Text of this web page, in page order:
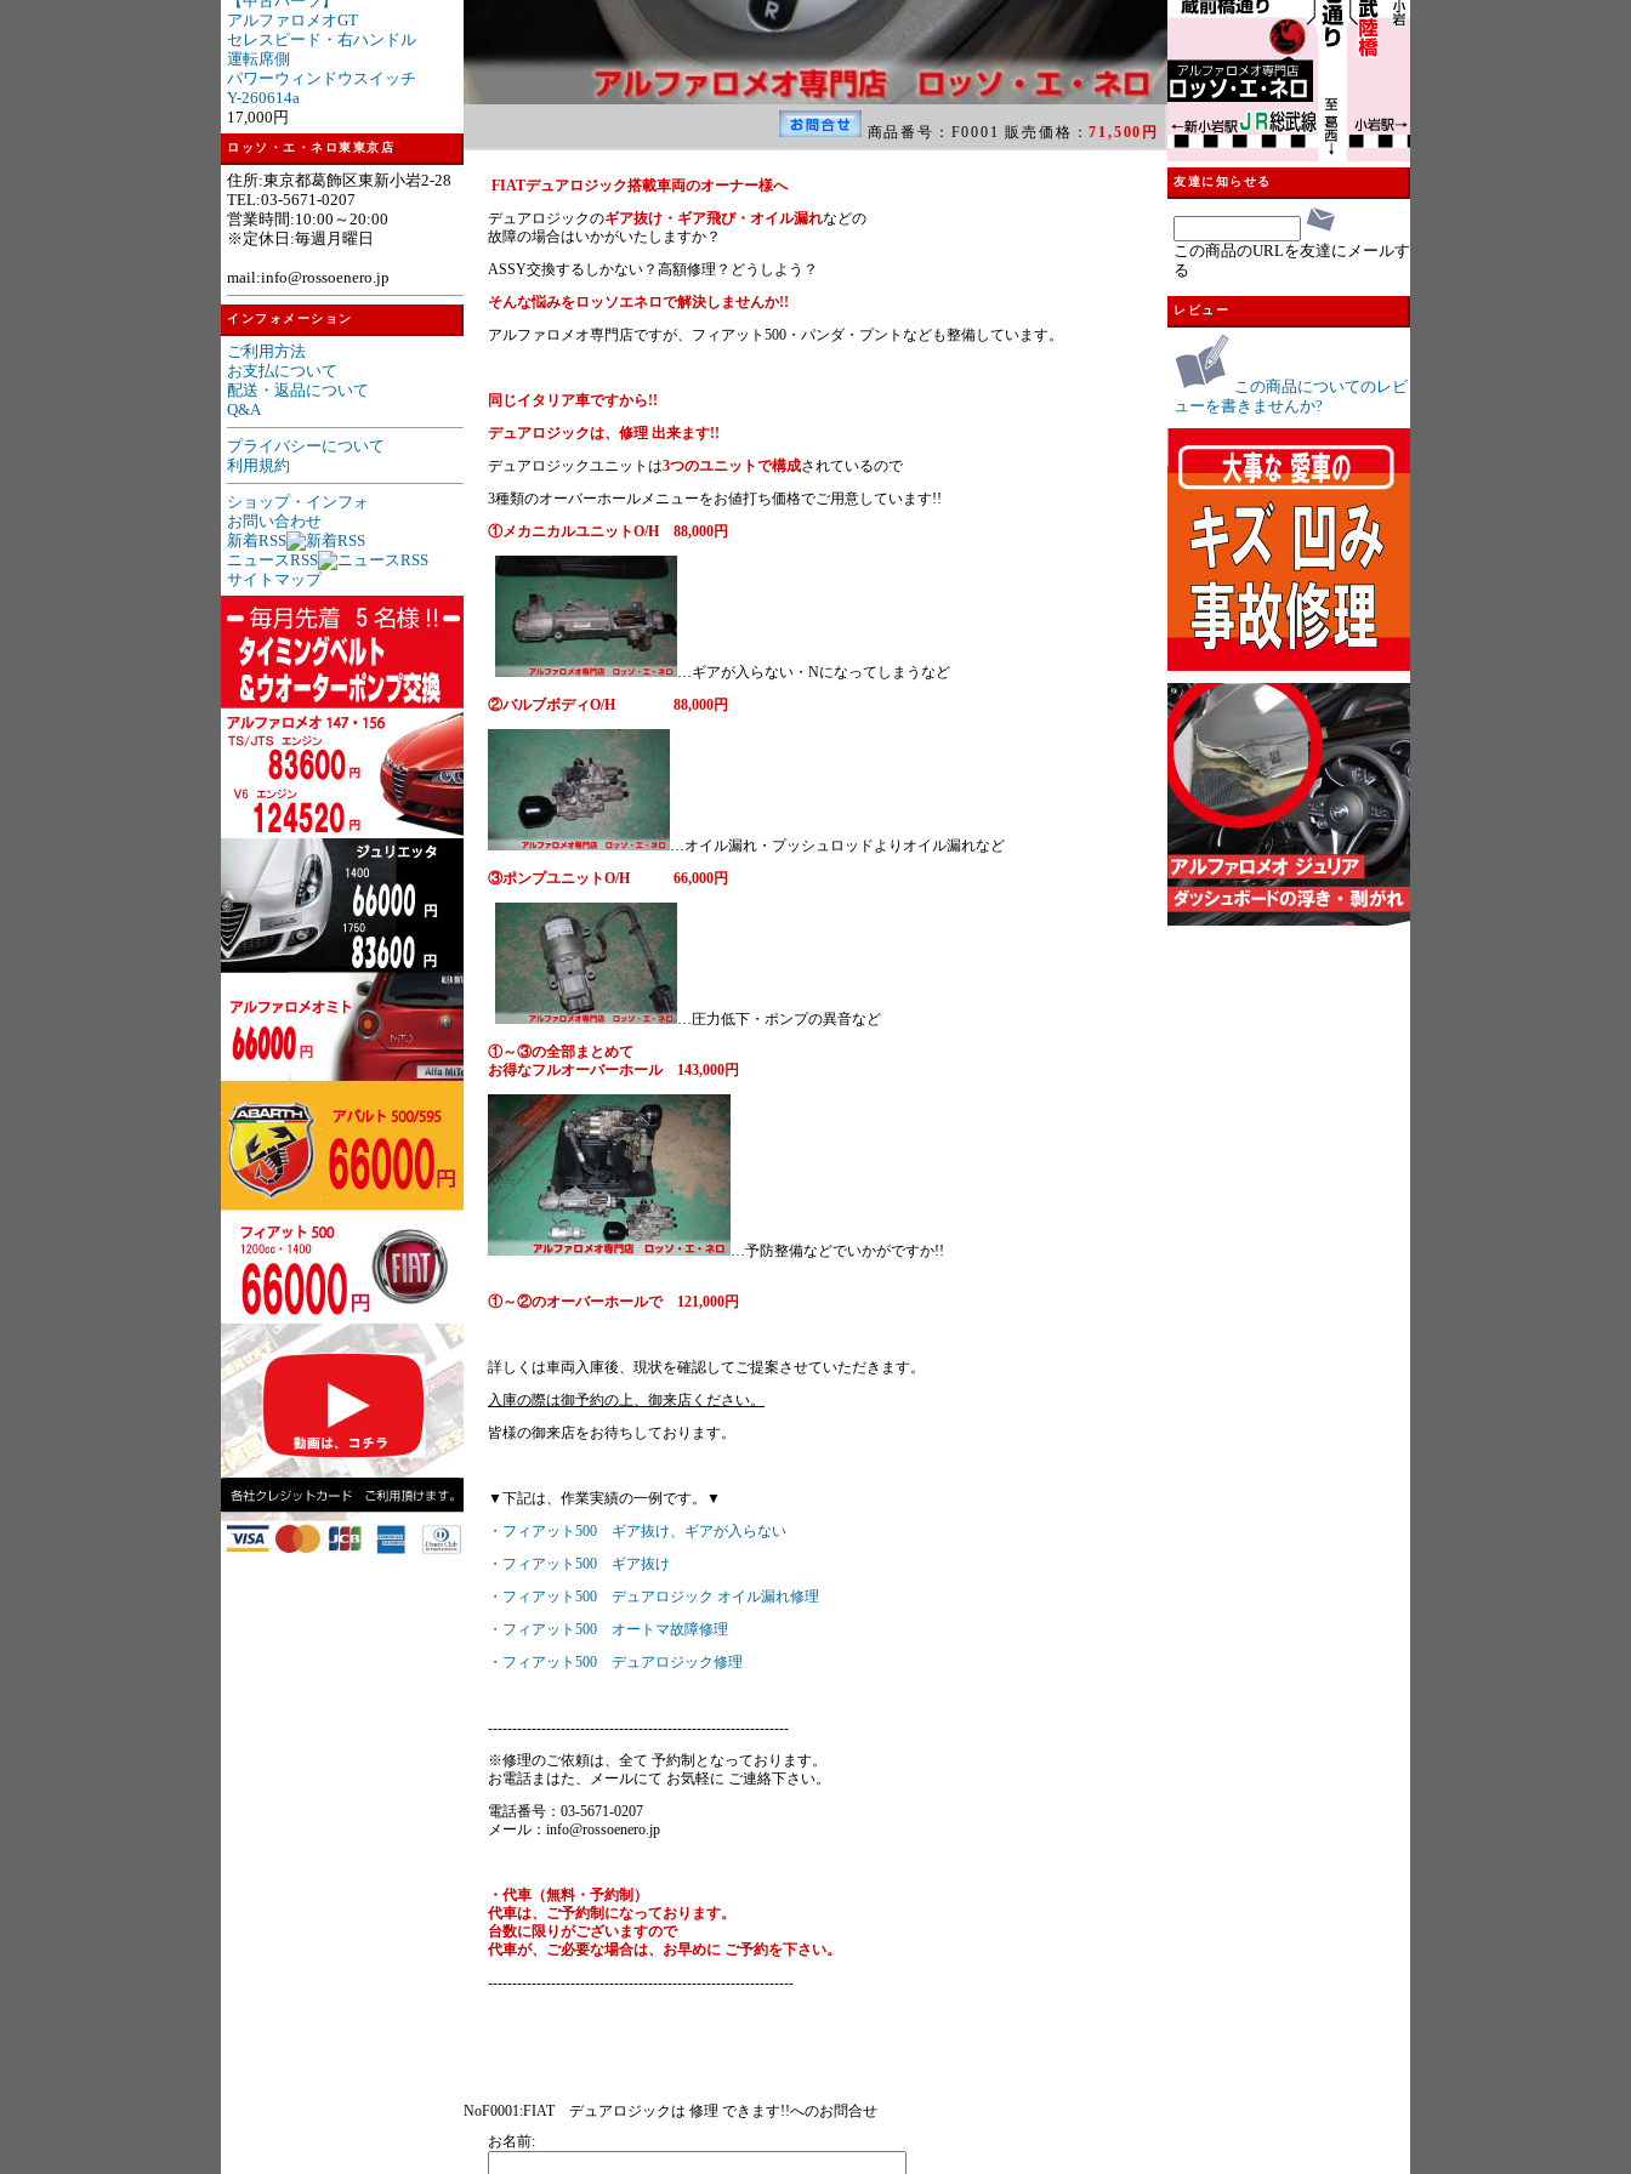
商品番号：F0001 販売価格：71,500円
FIATデュアロジック搭載車両のオーナー様へ
デュアロジックのギア抜け・ギア飛び・オイル漏れなどの
故障の場合はいかがいたしますか？
ASSY交換するしかない？高額修理？どうしよう？
そんな悩みをロッソエネロで解決しませんか!!
アルファロメオ専門店ですが、フィアット500・パンダ・プントなども整備しています。
同じイタリア車ですから!!
デュアロジックは、修理 出来ます!!
デュアロジックユニットは3つのユニットで構成されているので
3種類のオーバーホールメニューをお値打ち価格でご用意しています!!
①メカニカルユニットO/H 88,000円
…ギアが入らない・Nになってしまうなど
②バルブボディO/H 88,000円
…オイル漏れ・プッシュロッドよりオイル漏れなど
③ポンプユニットO/H 66,000円
…圧力低下・ポンプの異音など
①～③の全部まとめて
お得なフルオーバーホール 143,000円
…予防整備などでいかがですか!!
①～②のオーバーホールで 121,000円
詳しくは車両入庫後、現状を確認してご提案させていただきます。
入庫の際は御予約の上、御来店ください。
皆様の御来店をお待ちしております。
▼下記は、作業実績の一例です。▼
・フィアット500 ギア抜け、ギアが入らない
・フィアット500 ギア抜け
・フィアット500 デュアロジック オイル漏れ修理
・フィアット500 オートマ故障修理
・フィアット500 デュアロジック修理
--------------------------------------------------------------
※修理のご依頼は、全て 予約制となっております。
お電話まはた、メールにて お気軽に ご連絡下さい。
電話番号：03-5671-0207
メール：info@rossoenero.jp
・代車（無料・予約制）
代車は、ご予約制になっております。
台数に限りがございますので
代車が、ご必要な場合は、お早めに ご予約を下さい。
---------------------------------------------------------------
NoF0001:FIAT デュアロジックは 修理 できます!!へのお問合せ
お名前:
アルファロメオGT
セレスピード・右ハンドル
運転席側
パワーウィンドウスイッチ
Y-260614a
17,000円
ロッソ・エ・ネロ東東京店
住所:東京都葛飾区東新小岩2-28
TEL:03-5671-0207
営業時間:10:00～20:00
※定休日:毎週月曜日
mail:info@rossoenero.jp
インフォメーション
ご利用方法
お支払について
配送・返品について
Q&A
プライバシーについて
利用規約
ショップ・インフォ
お問い合わせ
新着RSS
ニュースRSS
サイトマップ
友達に知らせる
この商品のURLを友達にメールす
る
レビュー
この商品についてのレビ
ューを書きませんか?